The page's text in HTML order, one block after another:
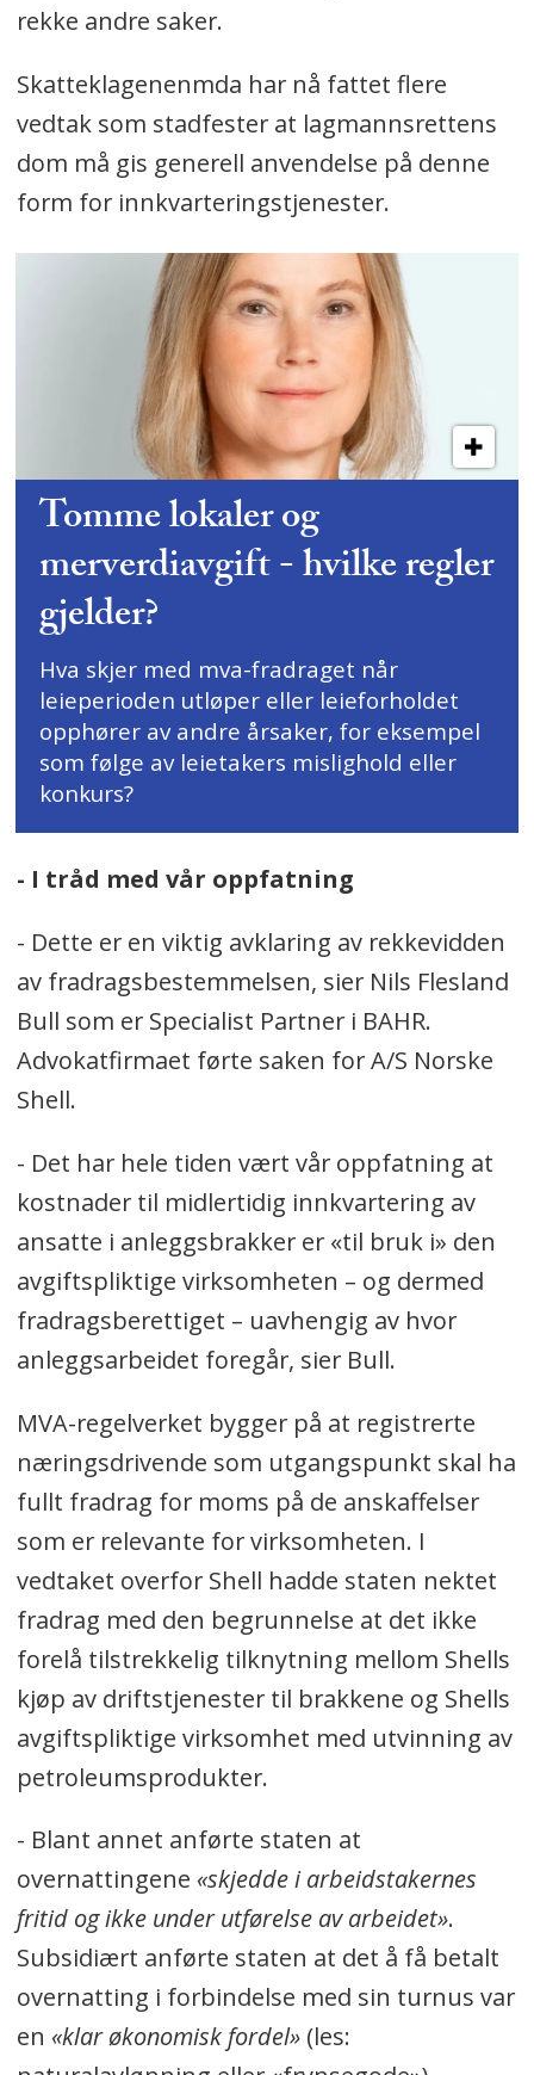
rekke andre saker.
Skatteklagenenmda har nå fattet flere
vedtak som stadfester at lagmannsrettens
dom må gis generell anvendelse på denne
form for innkvarteringstjenester.
Tomme lokaler og
merverdiavgift - hvilke regler
gjelder?
Hva skjer med mva-fradraget når
leieperioden utløper eller leieforholdet
opphører av andre årsaker, for eksempel
som følge av leietakers mislighold eller
konkurs?
- I tråd med vår oppfatning
- Dette er en viktig avklaring av rekkevidden
av fradragsbestemmelsen, sier Nils Flesland
Bull som er Specialist Partner i BAHR.
Advokatfirmaet førte saken for A/S Norske
Shell.
- Det har hele tiden vært vår oppfatning at
kostnader til midlertidig innkvartering av
ansatte i anleggsbrakker er «til bruk i» den
avgiftspliktige virksomheten – og dermed
fradragsberettiget – uavhengig av hvor
anleggsarbeidet foregår, sier Bull.
MVA-regelverket bygger på at registrerte
næringsdrivende som utgangspunkt skal ha
fullt fradrag for moms på de anskaffelser
som er relevante for virksomheten. I
vedtaket overfor Shell hadde staten nektet
fradrag med den begrunnelse at det ikke
forelå tilstrekkelig tilknytning mellom Shells
kjøp av driftstjenester til brakkene og Shells
avgiftspliktige virksomhet med utvinning av
petroleumsprodukter.
- Blant annet anførte staten at
overnattingene «skjedde i arbeidstakernes
fritid og ikke under utførelse av arbeidet».
Subsidiært anførte staten at det å få betalt
overnatting i forbindelse med sin turnus var
en «klar økonomisk fordel»(les: